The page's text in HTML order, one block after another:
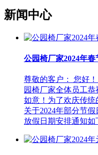
新闻中心
公园椅厂家2024年
尊敬的客户： 您好
园椅厂家全体员工
如意！为了欢庆传
关于2024年部分节
放假日期安排通知如